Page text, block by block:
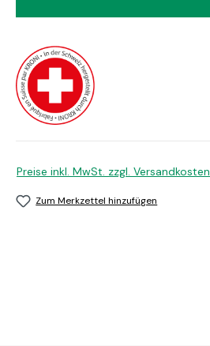
Preise inkl. MwSt. zzgl. Versandkosten
Zum Merkzettel hinzufügen